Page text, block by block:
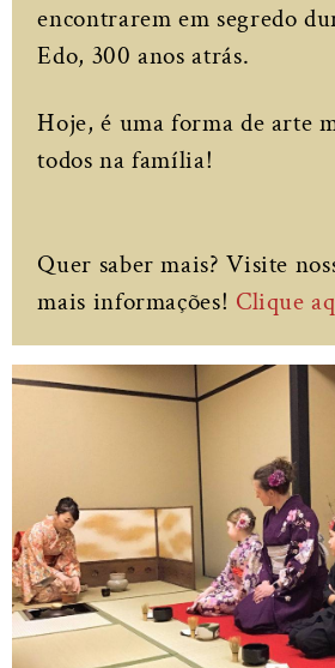
encontrarem em segredo
Edo, 300 anos atrás.
Hoje, é uma forma de arte
todos na família!
Quer saber mais? Visite
mais informações! Clique